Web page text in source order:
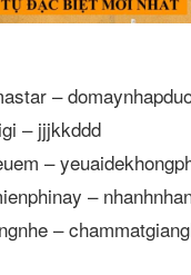
–
– jjjkkddd
–
–
–